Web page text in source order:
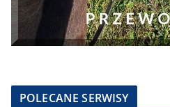
POLECANE SERWISY